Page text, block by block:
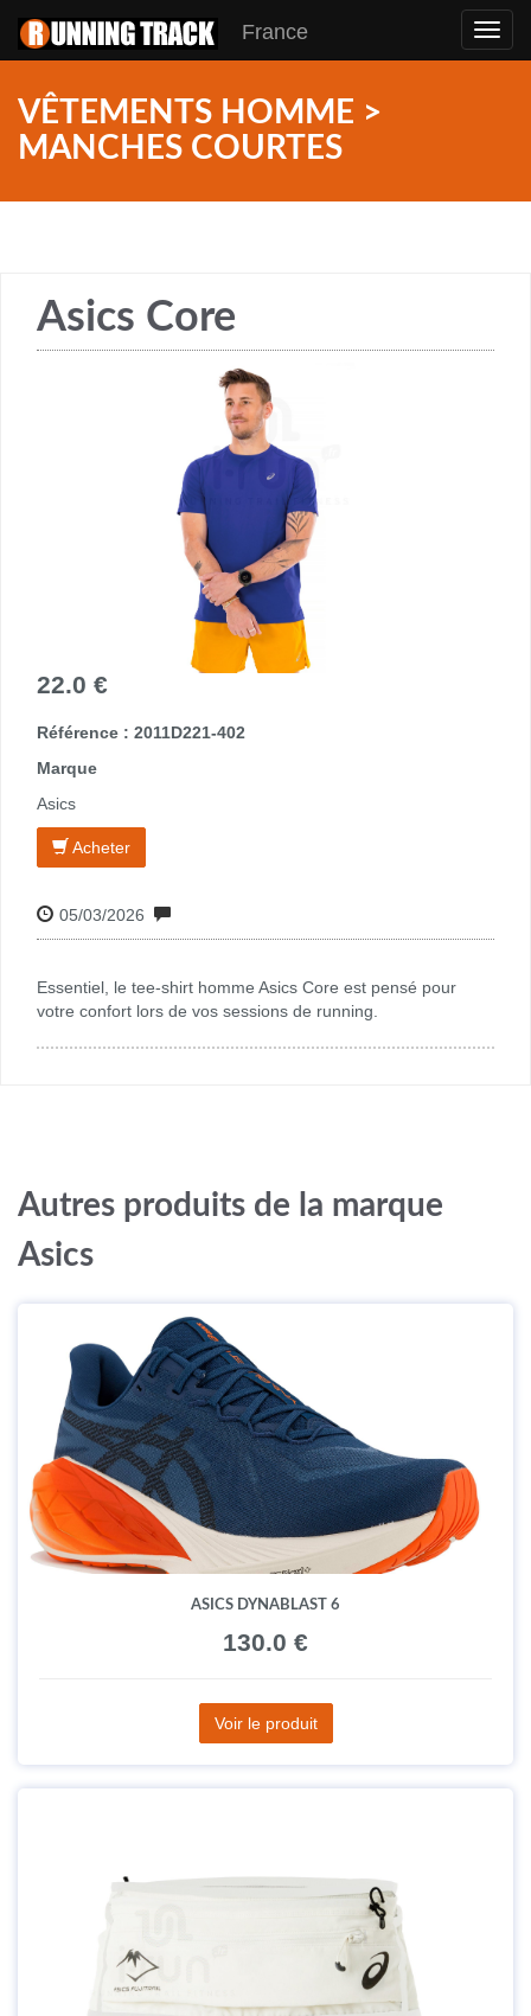
France
VÊTEMENTS HOMME >
MANCHES COURTES
Asics Core
22.0 €
Référence : 2011D221-402
Marque
Asics
Acheter
05/03/2026
Essentiel, le tee-shirt homme Asics Core est pensé pour
votre confort lors de vos sessions de running.
Autres produits de la marque
Asics
ASICS DYNABLAST 6
130.0 €
Voir le produit